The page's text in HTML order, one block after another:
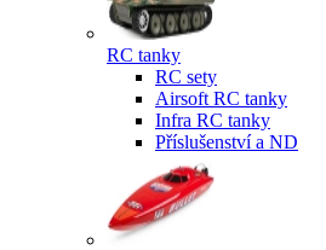
RC tanky
RC sety
Airsoft RC tanky
Infra RC tanky
Příslušenství a ND